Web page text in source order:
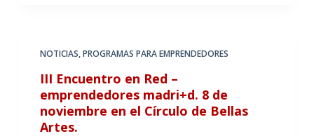
NOTICIAS,PROGRAMAS PARA EMPRENDEDORES
III Encuentro en Red –
emprendedores madri+d. 8 de
noviembre en el Círculo de Bellas
Artes.